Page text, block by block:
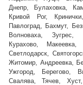
Днепр, Булаховка,
Кривой Рог,
Павлоград, Бахмут,
Волноваха, Зугрес,
Курахово, Макеевка,
Светлодарск,
Житомир, Андреевка,
Ужгород, Берегово,
Свалява, Тячев,